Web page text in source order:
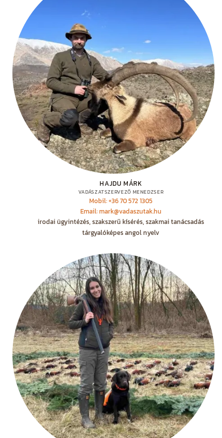
HAJDU MÁRK
VADÁSZATSZERVEZŐ MENEDZSER
Mobil: +36 70 572 1305
Email: mark@vadaszutak.hu
irodai ügyintézés, szakszerű kísérés, szakmai tanácsadás
tárgyalóképes angol nyelv